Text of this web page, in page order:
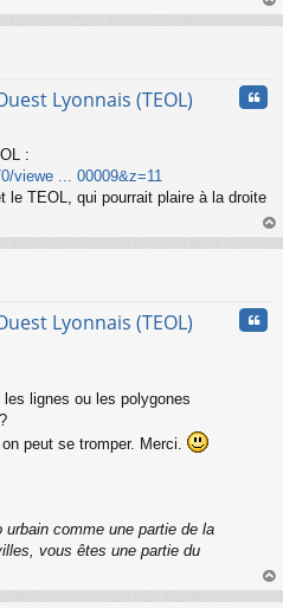
au
Lyonnais (TEOL)
:
viewe ... 00009&z=11
le TEOL, qui pourrait plaire à la droite
au
Lyonnais (TEOL)
lignes ou les polygones
peut se tromper. Merci.
comme une partie de la
vous êtes une partie du
au